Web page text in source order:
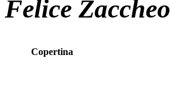
Felice Zaccheo
Copertina